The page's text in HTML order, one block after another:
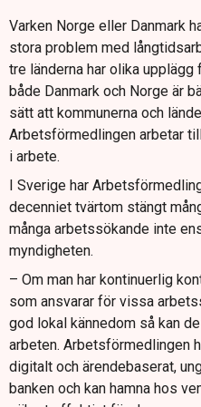
Varken Norge eller Danmark
stora problem med
tre länderna har olika
både Danmark och Norge är
sätt att kommunerna och
Arbetsförmedlingen arbetar
i arbete.
I Sverige har
decenniet tvärtom stängt
många arbetssökande inte
myndigheten.
– Om man har kontinuerlig
som ansvarar för vissa
god lokal kännedom så kan
arbeten. Arbetsförmedlingen
digitalt och ärendebaserat,
banken och kan hamna hos